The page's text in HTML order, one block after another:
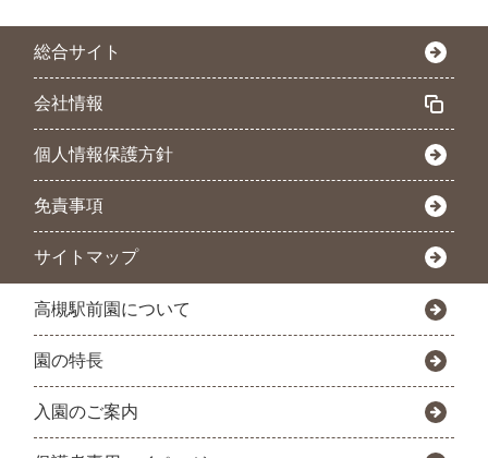
総合サイト
会社情報
個人情報保護方針
免責事項
サイトマップ
高槻駅前園について
園の特長
入園のご案内